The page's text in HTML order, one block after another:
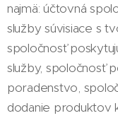
najmä: účtovná
služby súvisiace s
spoločnosť
služby, spoločnosť
poradenstvo,
dodanie produktov